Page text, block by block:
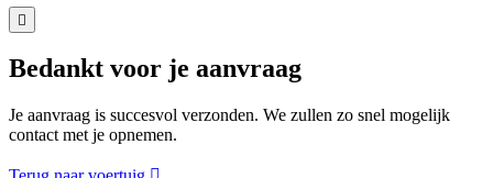
Bedankt voor je aanvraag
Je aanvraag is succesvol verzonden. We zullen zo snel mogelijk
contact met je opnemen.